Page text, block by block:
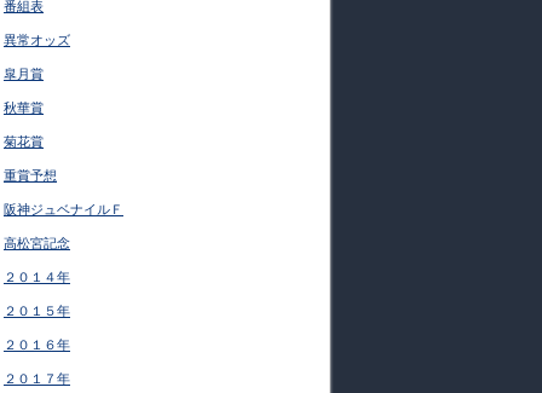
番組表
異常オッズ
皐月賞
秋華賞
菊花賞
重賞予想
阪神ジュベナイルＦ
高松宮記念
２０１４年
２０１５年
２０１６年
２０１７年